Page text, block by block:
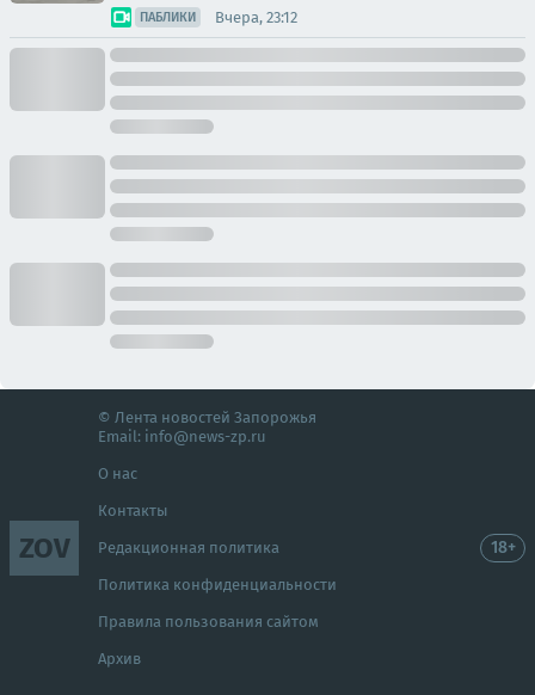
ПАБЛИКИ Вчера, 23:12
ZOV
© Лента новостей Запорожья
Email: info@news-zp.ru
О нас
Контакты
Редакционная политика
Политика конфиденциальности
Правила пользования сайтом
Архив
18+